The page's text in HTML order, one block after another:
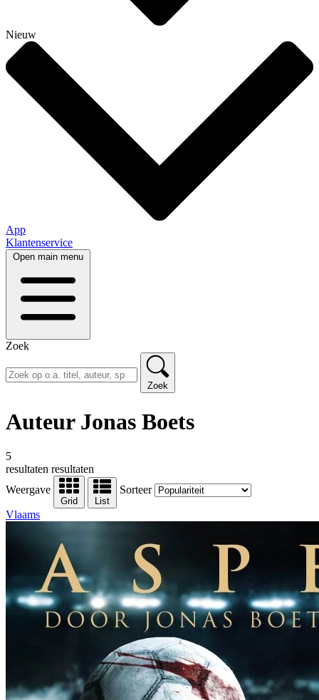
Nieuw
App
Klantenservice
Open main menu
Zoek
Zoek
Auteur Jonas Boets
5
resultaten resultaten
Weergave
Grid List
Sorteer
Vlaams